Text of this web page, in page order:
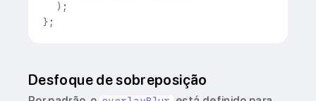
) ;
} ;
Desfoque de sobreposição